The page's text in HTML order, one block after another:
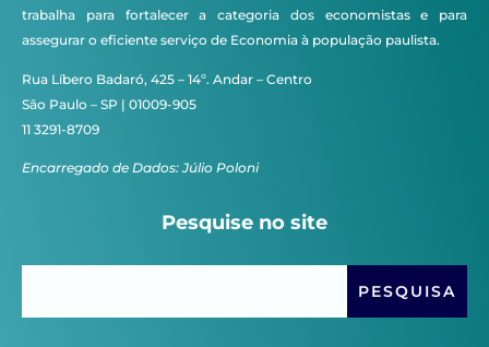
trabalha para fortalecer a categoria dos economistas e para
assegurar o eficiente serviço de Economia à população paulista.
Rua Líbero Badaró, 425 – 14º. Andar – Centro
São Paulo – SP | 01009-905
11 3291-8709
Encarregado de Dados: Júlio Poloni
Pesquise no site